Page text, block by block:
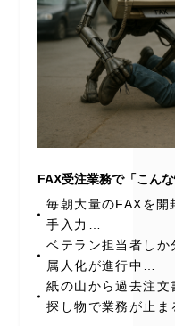
FAX受注業務で「こん
毎朝大量のFAXを開
手入力…
ベテラン担当者し
属人化が進行中…
紙の山から過去注文
探し物で業務が止ま